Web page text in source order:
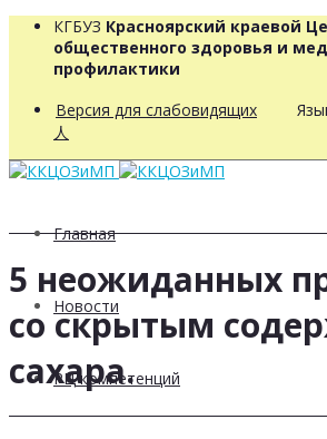
КГБУЗ Красноярский краевой
общественного здоровья и
профилактики
Версия для слабовидящих
人
Главная
Новости
РЦ компетенций
5 неожиданных
со скрытым
сахара.